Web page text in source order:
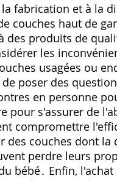
fabrication et à la
couches haut de
des produits de
les
usagées ou
de poser des
en personne
pour s'assurer de
compromettre
des couches dont la
perdre leurs
bébé․ Enfin‚